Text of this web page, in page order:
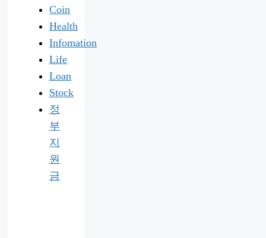
Coin
Health
Infomation
Life
Loan
Stock
정
부
지
원
금